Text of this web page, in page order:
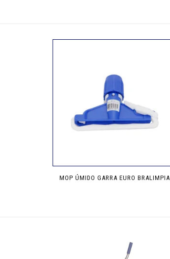
MOP ÚMIDO GARRA EURO BRALIMPIA